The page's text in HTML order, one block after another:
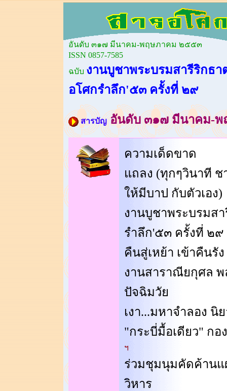
อันดับ ๓๑๗ มีนาคม-พฤษภาคม ๒๕๕๓
ISSN 0857-7585
ฉบับ งานบูชาพระบรมสารีริกธา
อโศกรำลึก'๕๓ ครั้งที่ ๒๙
สารบัญอันดับ ๓๑๗ มีนาคม-
ความเด็ดขาด
แถลง (ทุกๆวินาที ช
ให้มีบาป กับตัวเอง)
งานบูชาพระบรมส
รำลึก'๕๓ ครั้งที่ ๒๙
คืนสู่เหย้า เข้าคืนรั
งานสาราณียกุศล พ
ปัจฉิมวัย
เงา...มหาจำลอง นิ
"กระบี่มื้อเดียว" ก
ฯ
ร่วมชุมนุมคัดค้านแ
วิหาร